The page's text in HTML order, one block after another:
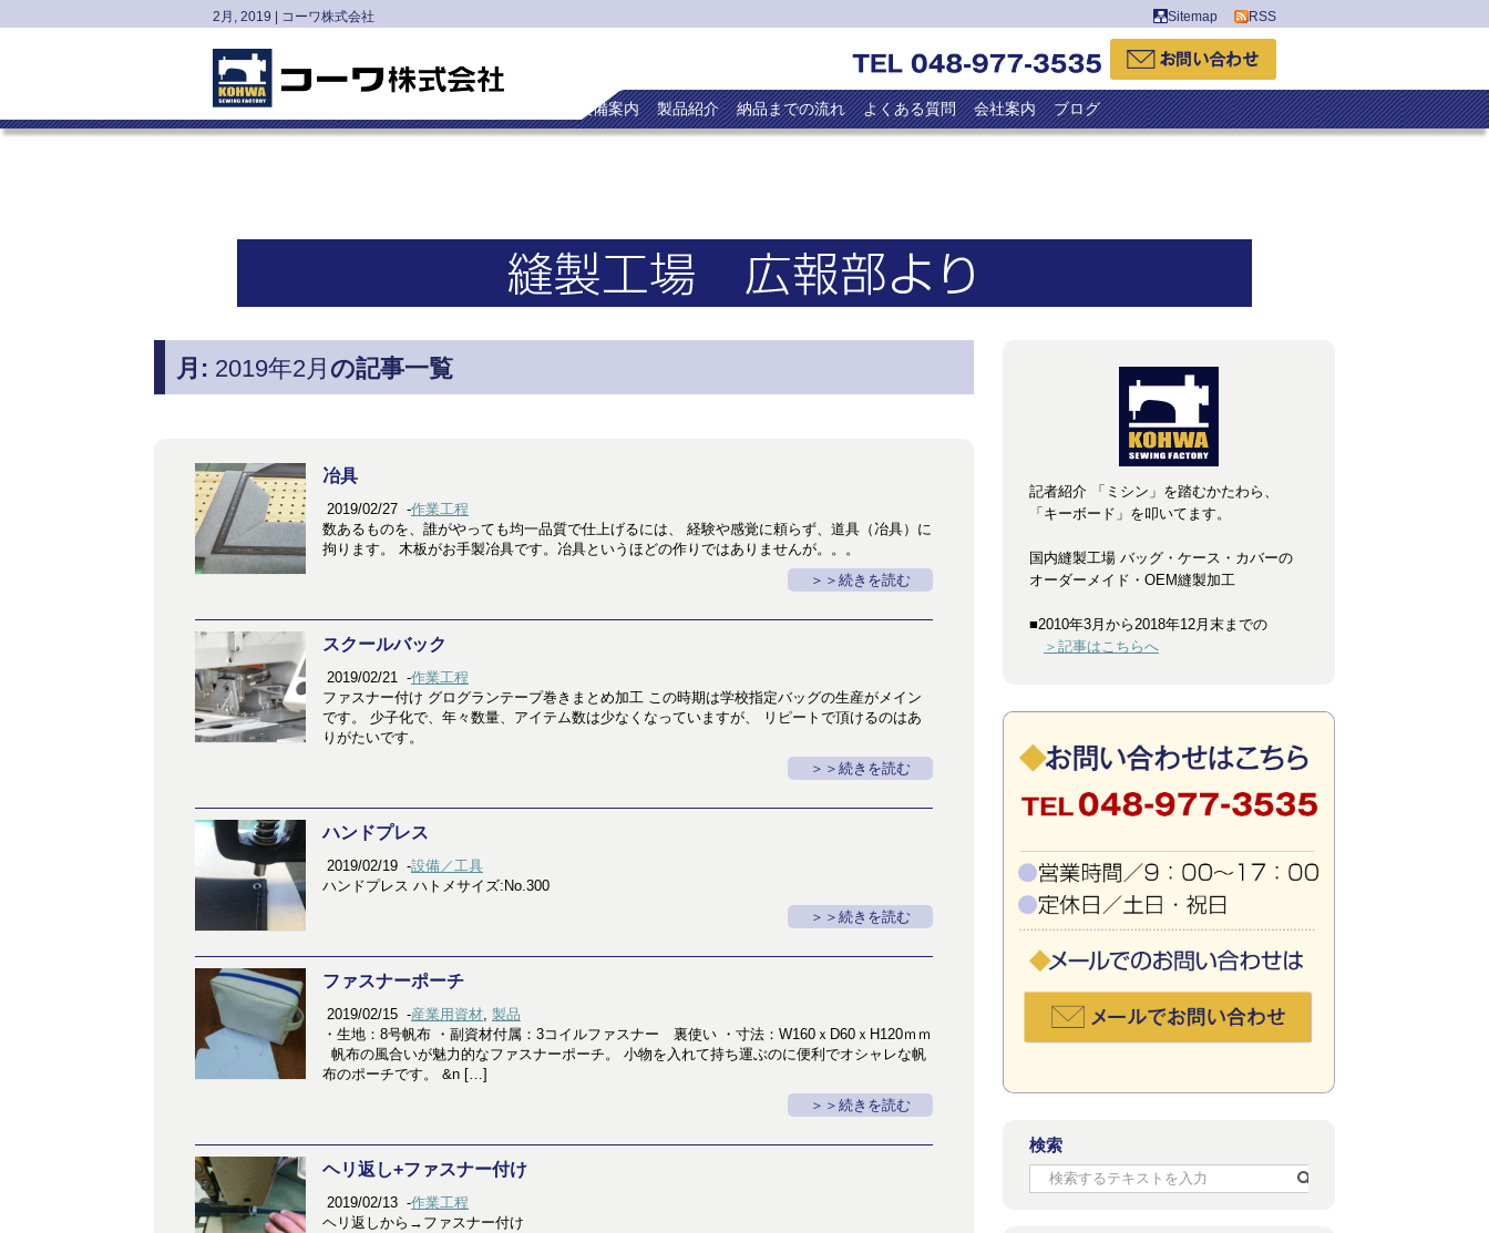
2月, 2019 | コーワ株式会社 Sitemap RSS
設備案内 製品紹介 納品までの流れ よくある質問 会社案内 ブログ
月: 2019年2月 の記事一覧
冶具
2019/02/27 -作業工程
数あるものを、誰がやっても均一品質で仕上げるには、 経験や感覚に頼らず、道具（冶具）に
拘ります。 木板がお手製冶具です。冶具というほどの作りではありませんが。。。
＞続きを読む
スクールバック
2019/02/21 -作業工程
ファスナー付け グログランテープ巻きまとめ加工 この時期は学校指定バッグの生産がメイン
です。 少子化で、年々数量、アイテム数は少なくなっていますが、 リピートで頂けるのはあ
りがたいです。
＞続きを読む
ハンドプレス
2019/02/19 -設備／工具
ハンドプレス ハトメサイズ:No.300
＞続きを読む
ファスナーポーチ
2019/02/15 -産業用資材, 製品
・生地：8号帆布 ・副資材付属：3コイルファスナー 裏使い ・寸法：W160ｘD60ｘH120ｍｍ
帆布の風合いが魅力的なファスナーポーチ。 小物を入れて持ち運ぶのに便利でオシャレな帆
布のポーチです。 &n […]
＞続きを読む
ヘリ返し+ファスナー付け
2019/02/13 -作業工程
ヘリ返しから→ファスナー付け
記者紹介 「ミシン」を踏むかたわら、
「キーボード」を叩いてます。
国内縫製工場 バッグ・ケース・カバーの
オーダーメイド・OEM縫製加工
■2010年3月から2018年12月末までの
＞記事はこちらへ
検索